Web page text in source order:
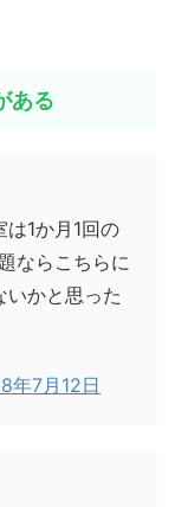
ある
1か月1回の
ならこちらに
いかと思った
年7月12日